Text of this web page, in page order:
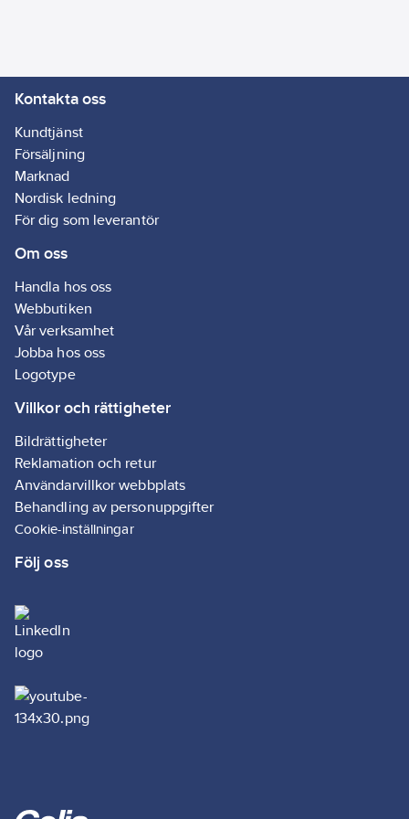
Kontakta oss
Kundtjänst
Försäljning
Marknad
Nordisk ledning
För dig som leverantör
Om oss
Handla hos oss
Webbutiken
Vår verksamhet
Jobba hos oss
Logotype
Villkor och rättigheter
Bildrättigheter
Reklamation och retur
Användarvillkor webbplats
Behandling av personuppgifter
Cookie-inställningar
Följ oss